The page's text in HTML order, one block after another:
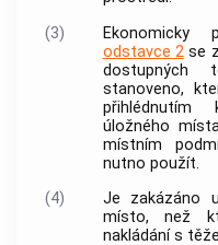
(3)
Ekonomicky
odstavce 2se
dostupných
stanoveno,
přihlédnutím
úložného
místním
nutno použít.
(4)
Je zakázáno
místo, než
nakládání s